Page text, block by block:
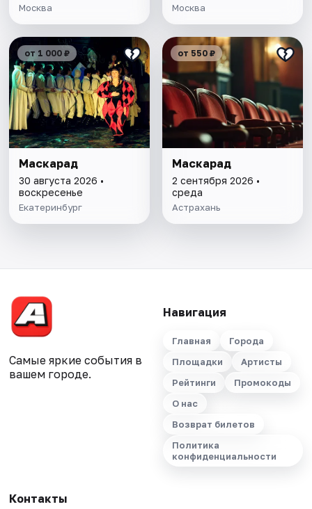
Москва Москва
от 1 000 ₽
Маскарад
30 августа 2026 •
воскресенье
Екатеринбург
от 550 ₽
Маскарад
2 сентября 2026 •
среда
Астрахань
Самые яркие события в
вашем городе.
Навигация
Главная
Города
Площадки
Артисты
Рейтинги
Промокоды
О нас
Возврат билетов
Политика
конфиденциальности
Контакты